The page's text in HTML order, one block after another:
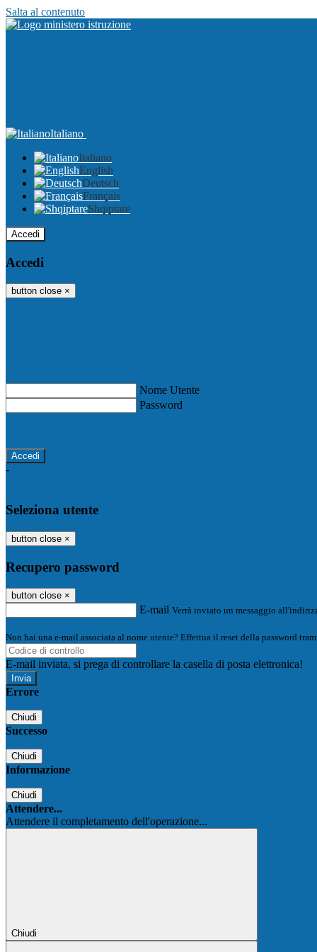
Salta al contenuto
Italiano
Italiano
English
Deutsch
Français
Shqiptare
Accedi
Accedi
button close ×
Nome Utente
Password
-
Seleziona utente
button close ×
Recupero password
button close ×
E-mail Verrà inviato un messaggio
Non hai una e-mail associata al nome utente? Effettua il reset della password
E-mail inviata, si prega di controllare la casella di posta elettronica!
Errore
Chiudi
Successo
Chiudi
Informazione
Chiudi
Attendere...
Attendere il completamento dell'operazione...
Chiudi